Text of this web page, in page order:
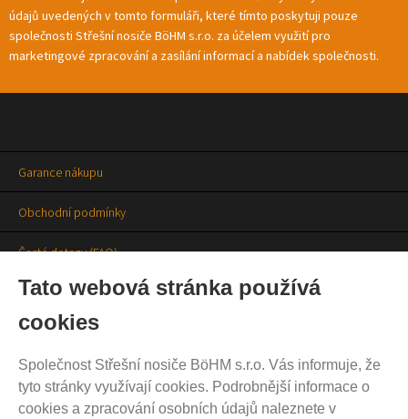
Tato webová stránka používá
cookies
Společnost Střešní nosiče BöHM s.r.o. Vás informuje, že
tyto stránky využívají cookies. Podrobnější informace o
cookies a zpracování osobních údajů naleznete v
údajů uvedených v tomto formuláři, které tímto poskytuji pouze
společnosti Střešní nosiče BöHM s.r.o. za účelem využití pro
marketingové zpracování a zasílání informací a nabídek společnosti.
Garance nákupu
Obchodní podmínky
Časté dotazy (FAQ)
Prodejny
Aktuality
Kontakty
Ochrana soukromí